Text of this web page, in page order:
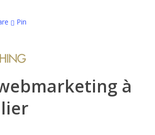
Pin
à